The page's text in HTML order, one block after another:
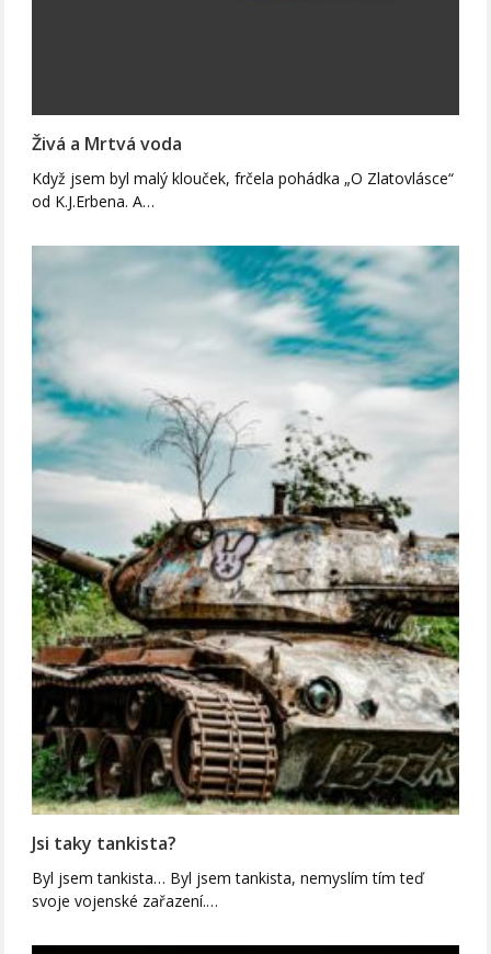
Živá a Mrtvá voda
Když jsem byl malý klouček, frčela pohádka „O Zlatovlásce“
od K.J.Erbena. A…
Jsi taky tankista?
Byl jsem tankista… Byl jsem tankista, nemyslím tím teď
svoje vojenské zařazení.…